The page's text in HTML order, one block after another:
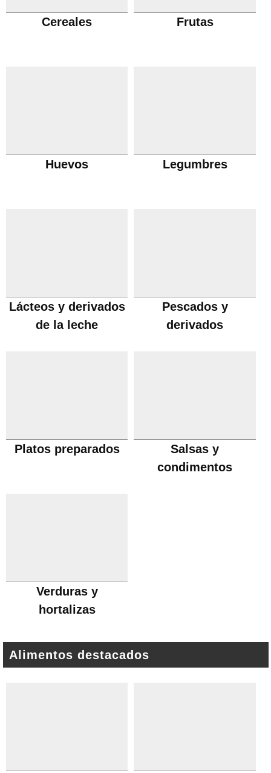
Cereales Frutas
Huevos Legumbres
Lácteos y derivados
de la leche
Pescados y
derivados
Platos preparados
Salsas y
condimentos
Verduras y
hortalizas
Alimentos destacados